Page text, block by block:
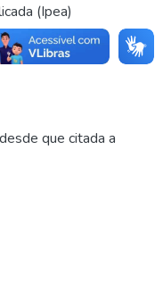
(Ipea)
que citada a